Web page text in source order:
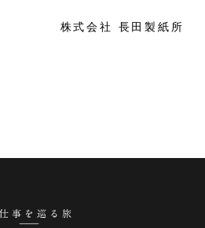
株式会社 長田製紙所